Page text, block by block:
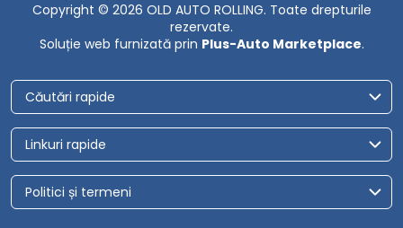
Copyright © 2026 OLD AUTO ROLLING. Toate drepturile
rezervate.
Soluție web furnizată prin Plus-Auto Marketplace.
Căutări rapide
Linkuri rapide
Politici și termeni